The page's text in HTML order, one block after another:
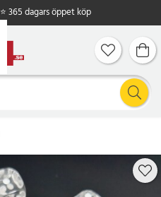
⭐ 365 dagars öppet köp